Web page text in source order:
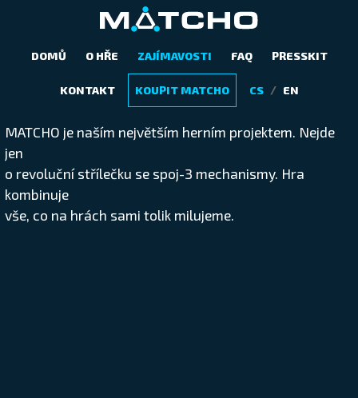
DOMŮ O HŘE ZAJÍMAVOSTI FAQ PRESSKIT
KONTAKT KOUPIT MATCHO CS / EN
ZAJÍMAVÉ SOUČÁSTI HRY
MATCHO je naším největším herním projektem. Nejde
jen
o revoluční střílečku se spoj-3 mechanismy. Hra
kombinuje
vše, co na hrách sami tolik milujeme.